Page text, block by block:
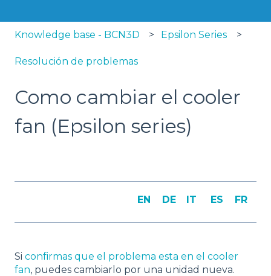
Knowledge base - BCN3D Epsilon Series
Resolución de problemas
Como cambiar el cooler
fan (Epsilon series)
EN DE IT ES FR
Si confirmas que el problema esta en el cooler
fan, puedes cambiarlo por una unidad nueva.